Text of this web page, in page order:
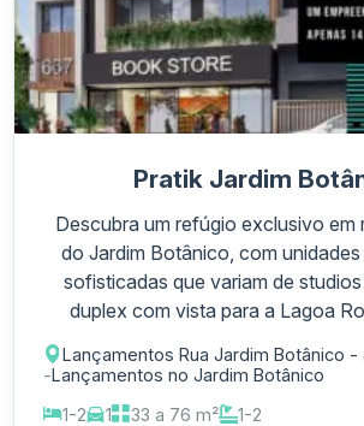
Pratik Jardim
Descubra um refúgio exclusivo em
do Jardim Botânico, com
sofisticadas que variam de
duplex com vista para a Lagoa
Lançamentos Rua Jardim Botânico -
-Lançamentos no Jardim Botânico
1-2
1 33 a 76 m² 1-2